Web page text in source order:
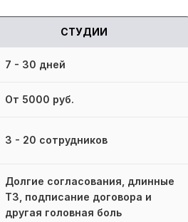
СТУДИИ
7 - 30 дней
От 5000 руб.
3 - 20 сотрудников
Долгие согласования, длинные
ТЗ, подписание договора и
другая головная боль